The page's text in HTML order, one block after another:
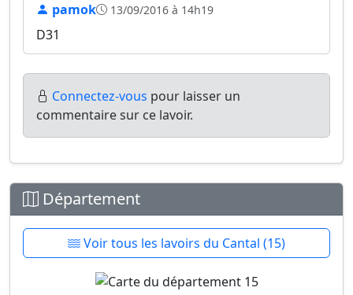
pamok 13/09/2016 à 14h19
D31
Connectez-vous pour laisser un
commentaire sur ce lavoir.
Département
Voir tous les lavoirs du Cantal (15)